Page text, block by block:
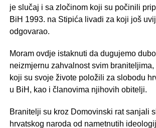
je slučaj i sa zločinom koji su počinili
BiH 1993. na Stipića livadi za koji još
odgovarao.
Moram ovdje istaknuti da dugujemo
neizmjernu zahvalnost svim
koji su svoje živote položili za slobodu
u BiH, kao i članovima njihovih obitelji.
Branitelji su kroz Domovinski rat sanjali
hrvatskog naroda od nametnutih